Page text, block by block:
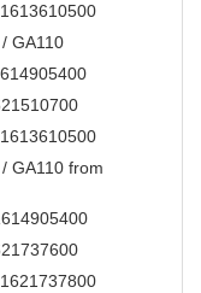
/ GA110
GA110 from